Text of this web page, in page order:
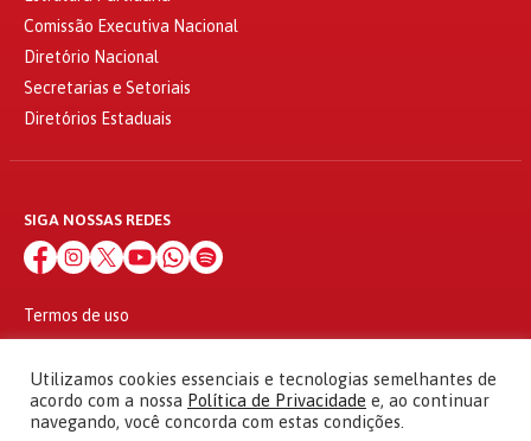
Comissão Executiva Nacional
Diretório Nacional
Secretarias e Setoriais
Diretórios Estaduais
SIGA NOSSAS REDES
Termos de uso
© 2010 - 2026
Partido dos Trabalhadores Todos os direitos reservados
Utilizamos cookies essenciais e tecnologias semelhantes de
acordo com a nossa Política de Privacidade e, ao continuar
navegando, você concorda com estas condições.